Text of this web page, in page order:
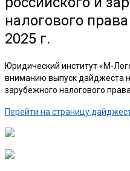
налогового
2025 г.
Юридический институт «М-
вниманию выпуск дайджеста
зарубежного налогового
Перейти на страницу